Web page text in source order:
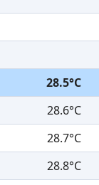
28.5°C
28.6°C
28.7°C
28.8°C